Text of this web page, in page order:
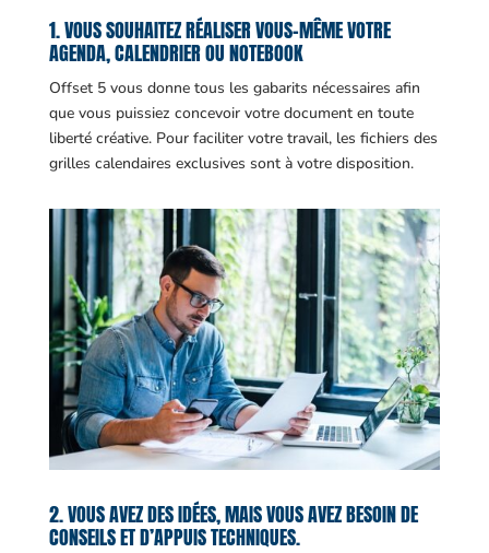
1. VOUS SOUHAITEZ RÉALISER VOUS-MÊME VOTRE
AGENDA, CALENDRIER OU NOTEBOOK
Offset 5 vous donne tous les gabarits nécessaires afin
que vous puissiez concevoir votre document en toute
liberté créative. Pour faciliter votre travail, les fichiers des
grilles calendaires exclusives sont à votre disposition.
2. VOUS AVEZ DES IDÉES, MAIS VOUS AVEZ BESOIN DE
CONSEILS ET D’APPUIS TECHNIQUES.